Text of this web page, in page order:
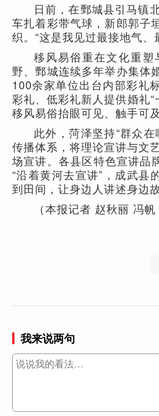
日前，在鄄城县引马
车扎着彩带气球，新郎郭子
织。“这是我见过最接地气
移风易俗重在文化重塑
野、鄄城连续多年举办集体
100余家单位出台内部彩礼
彩礼、低彩礼新人提供婚礼“
移风易俗抬眼可见、触手可
此外，菏泽坚持“群众
传播体系，将理论宣讲与文
场宣讲。各县区特色宣讲品
“沿着黄河去宣讲”，成武县
到田间，让身边人讲述身边
（本报记者 赵秋丽 冯
我来说两句